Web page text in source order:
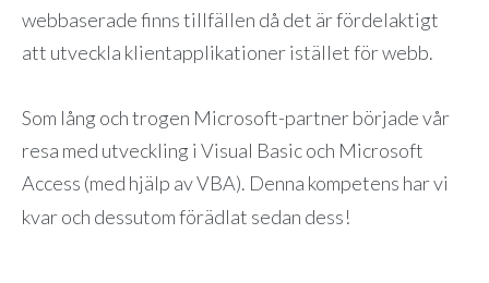
webbaserade finns tillfällen då det är fördelaktigt
att utveckla klientapplikationer istället för webb.
Som lång och trogen Microsoft-partner började vår
resa med utveckling i Visual Basic och Microsoft
Access (med hjälp av VBA). Denna kompetens har vi
kvar och dessutom förädlat sedan dess!